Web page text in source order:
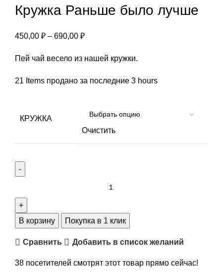
Кружка Раньше было лучше
450,00 ₽ – 690,00 ₽
Пей чай весело из нашей кружки.
21 Items продано за последние 3 hours
КРУЖКА
Очистить
В корзину Покупка в 1 клик
Сравнить Добавить в список желаний
38 посетителей смотрят этот товар прямо сейчас!